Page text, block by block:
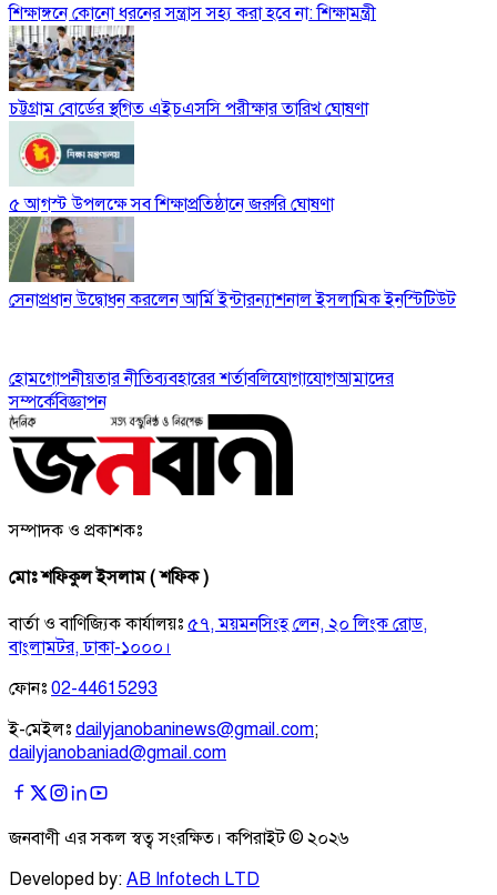
শিক্ষাঙ্গনে কোনো ধরনের সন্ত্রাস সহ্য করা হবে না: শিক্ষামন্ত্রী
চট্টগ্রাম বোর্ডের স্থগিত এইচএসসি পরীক্ষার তারিখ ঘোষণা
৫ আগস্ট উপলক্ষে সব শিক্ষাপ্রতিষ্ঠানে জরুরি ঘোষণা
সেনাপ্রধান উদ্বোধন করলেন আর্মি ইন্টারন্যাশনাল ইসলামিক ইনস্টিটিউট
হোমগোপনীয়তার নীতিব্যবহারের শর্তাবলিযোগাযোগআমাদের
সম্পর্কেবিজ্ঞাপন
সম্পাদক ও প্রকাশকঃ
মোঃ শফিকুল ইসলাম ( শফিক )
বার্তা ও বাণিজ্যিক কার্যালয়ঃ ৫৭, ময়মনসিংহ লেন, ২০ লিংক রোড,
বাংলামটর, ঢাকা-১০০০।
ফোনঃ 02-44615293
ই-মেইলঃ dailyjanobaninews@gmail.com;
dailyjanobaniad@gmail.com
জনবাণী এর সকল স্বত্ব সংরক্ষিত। কপিরাইট © ২০২৬
Developed by: AB Infotech LTD